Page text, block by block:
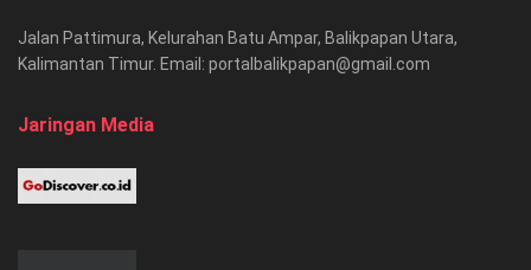
Jalan Pattimura, Kelurahan Batu Ampar, Balikpapan Utara,
Kalimantan Timur. Email: portalbalikpapan@gmail.com
Jaringan Media